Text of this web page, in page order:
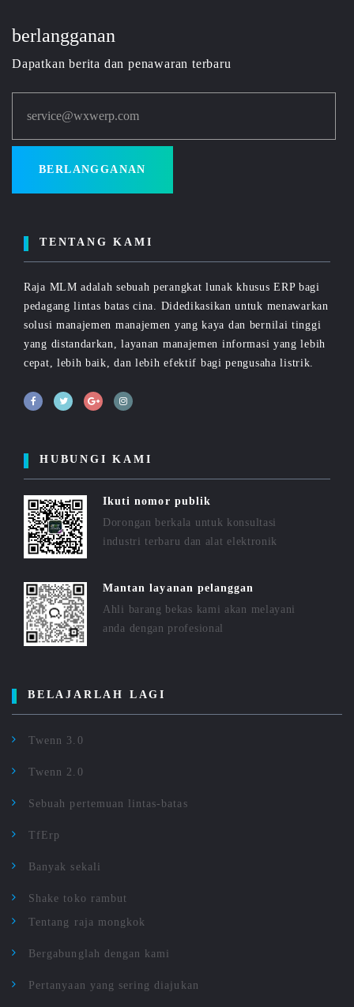
berlangganan
Dapatkan berita dan penawaran terbaru
service@wxwerp.com
BERLANGGANAN
TENTANG KAMI
Raja MLM adalah sebuah perangkat lunak khusus ERP bagi
pedagang lintas batas cina. Didedikasikan untuk menawarkan
solusi manajemen manajemen yang kaya dan bernilai tinggi
yang distandarkan, layanan manajemen informasi yang lebih
cepat, lebih baik, dan lebih efektif bagi pengusaha listrik.
HUBUNGI KAMI
Ikuti nomor publik
Dorongan berkala untuk konsultasi
industri terbaru dan alat elektronik
Mantan layanan pelanggan
Ahli barang bekas kami akan melayani
anda dengan profesional
BELAJARLAH LAGI
Twenn 3.0
Twenn 2.0
Sebuah pertemuan lintas-batas
TfErp
Banyak sekali
Shake toko rambut
Tentang raja mongkok
Bergabunglah dengan kami
Pertanyaan yang sering diajukan